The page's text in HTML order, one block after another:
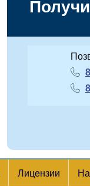
Лицензии